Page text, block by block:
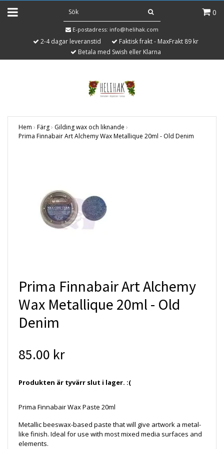
0
E-postadress: info@helihak.com
2-4 dagar leveranstid
Faktisk frakt - MaxFrakt 89 kr
Betala med Swish eller Klarna
Hem › Färg› Gilding wax och liknande ›
Prima Finnabair Art Alchemy Wax Metallique 20ml - Old Denim
Prima Finnabair Art Alchemy
Wax Metallique 20ml - Old
Denim
85.00 kr
Produkten är tyvärr slut i lager. :(
Prima Finnabair Wax Paste 20ml
Metallic beeswax-based paste that will give artwork a metal-
like finish. Ideal for use with most mixed media surfaces and
elements.